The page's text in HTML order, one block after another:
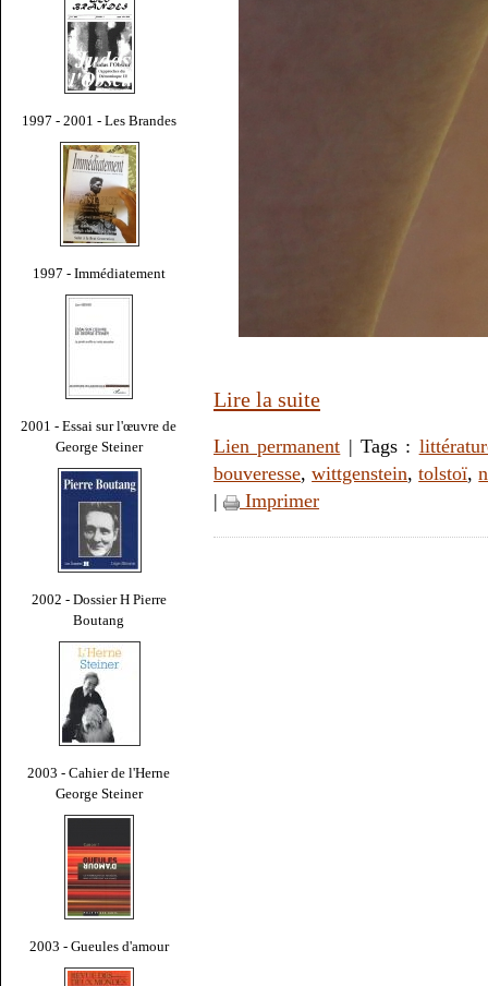
1997 - 2001 - Les Brandes
1997 - Immédiatement
2001 - Essai sur l'œuvre de
George Steiner
2002 - Dossier H Pierre
Boutang
2003 - Cahier de l'Herne
George Steiner
2003 - Gueules d'amour
Lire la suite
Lien permanent | Tags :
bouveresse,wittgenstein,tolstoï,
|
Imprimer